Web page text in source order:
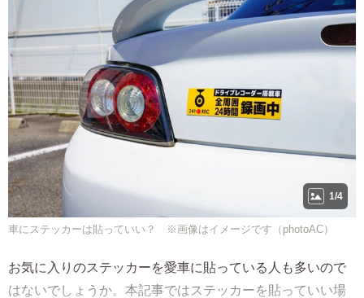
1/4
車にステッカーは貼っていい？ ※画像はイメージです（photoAC）
お気に入りのステッカーを愛車に貼っている人も多いので
はないでしょうか。本記事ではステッカーを貼っていい場